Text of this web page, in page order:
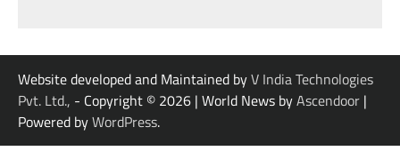
Website developed and Maintained byV India Technologies
Pvt. Ltd., - Copyright © 2026 | World News byAscendoor |
Powered byWordPress.